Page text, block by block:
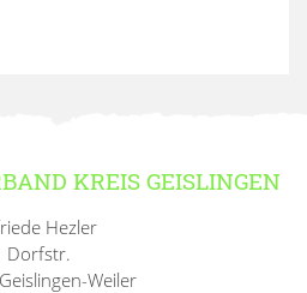
KREIS GEISLINGEN
Hezler
Dorfstr.
Weiler